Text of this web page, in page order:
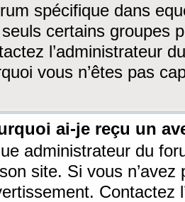
spécifique dans
certains groupes
l’administrateur
vous n’êtes pas
ai-je reçu un
administrateur du
site. Si vous
Contactez